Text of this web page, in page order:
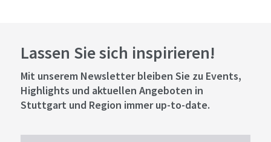
Lassen Sie sich inspirieren!
Mit unserem Newsletter bleiben Sie zu Events,
Highlights und aktuellen Angeboten in
Stuttgart und Region immer up-to-date.